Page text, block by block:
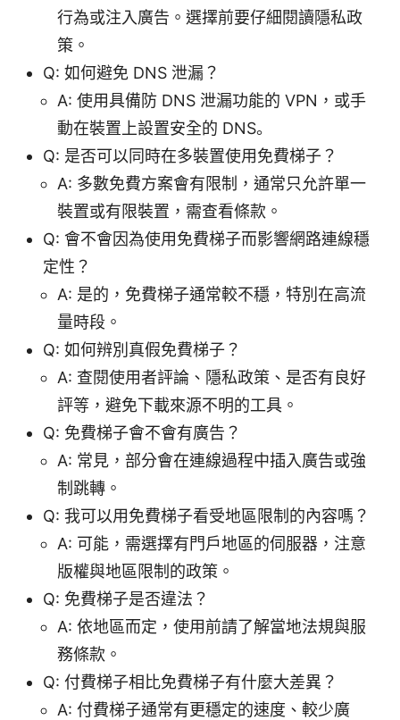
行為或注入廣告。選擇前要仔細閱讀隱私政
策。
Q: 如何避免 DNS 泄漏？
A: 使用具備防 DNS 泄漏功能的 VPN，或手
動在裝置上設置安全的 DNS。
Q: 是否可以同時在多裝置使用免費梯子？
A: 多數免費方案會有限制，通常只允許單一
裝置或有限裝置，需查看條款。
Q: 會不會因為使用免費梯子而影響網路連線穩
定性？
A: 是的，免費梯子通常較不穩，特別在高流
量時段。
Q: 如何辨別真假免費梯子？
A: 查閱使用者評論、隱私政策、是否有良好
評等，避免下載來源不明的工具。
Q: 免費梯子會不會有廣告？
A: 常見，部分會在連線過程中插入廣告或強
制跳轉。
Q: 我可以用免費梯子看受地區限制的內容嗎？
A: 可能，需選擇有門戶地區的伺服器，注意
版權與地區限制的政策。
Q: 免費梯子是否違法？
A: 依地區而定，使用前請了解當地法規與服
務條款。
Q: 付費梯子相比免費梯子有什麼大差異？
A: 付費梯子通常有更穩定的速度、較少廣